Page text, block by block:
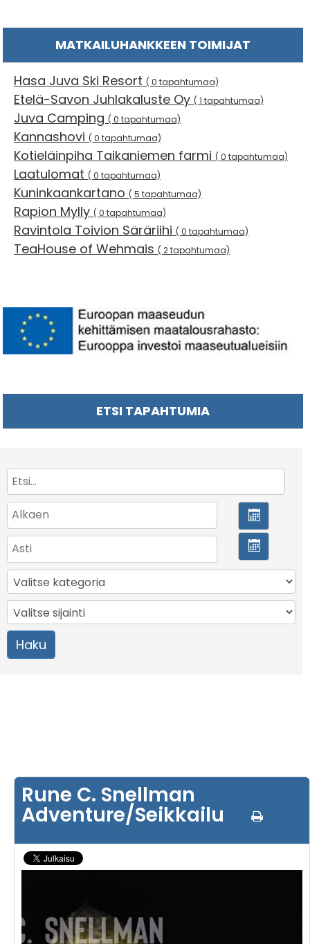
MATKAILUHANKKEEN TOIMIJAT
Hasa Juva Ski Resort ( 0 tapahtumaa)
Etelä-Savon Juhlakaluste Oy ( 1 tapahtumaa)
Juva Camping ( 0 tapahtumaa)
Kannashovi ( 0 tapahtumaa)
Kotieläinpiha Taikaniemen farmi ( 0 tapahtumaa)
Laatulomat ( 0 tapahtumaa)
Kuninkaankartano ( 5 tapahtumaa)
Rapion Mylly ( 0 tapahtumaa)
Ravintola Toivion Säräriihi ( 0 tapahtumaa)
TeaHouse of Wehmais ( 2 tapahtumaa)
ETSI TAPAHTUMIA
Rune C. Snellman
Adventure/Seikkailu